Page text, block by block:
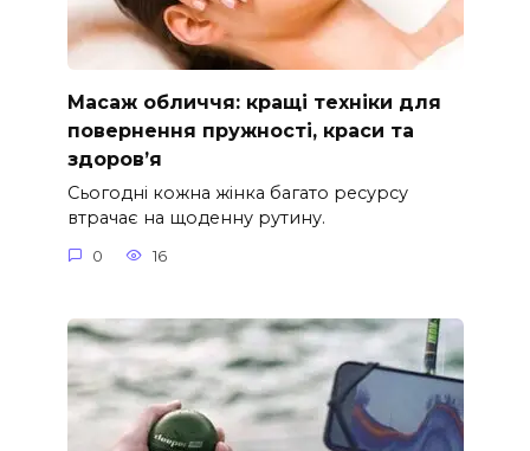
Масаж обличчя: кращі техніки для
повернення пружності, краси та
здоров’я
Сьогодні кожна жінка багато ресурсу
втрачає на щоденну рутину.
0 16